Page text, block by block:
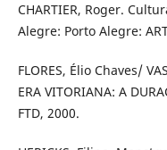
CHARTIER, Roger.
Alegre: Porto Alegre:
FLORES, Élio Chaves/
ERA VITORIANA: A
FTD, 2000.